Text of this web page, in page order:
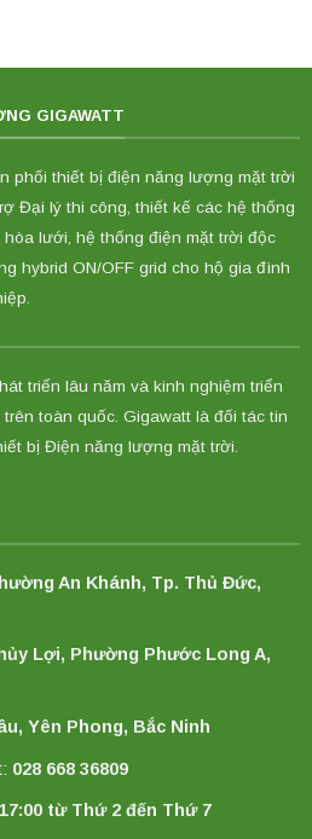
GIGAWATT
phối thiết bị điện năng lượng mặt trời
Đại lý thi công, thiết kế các hệ thống
lưới, hệ thống điện mặt trời độc
hybrid ON/OFF grid cho hộ gia đình
triển lâu năm và kinh nghiệm triển
toàn quốc. Gigawatt là đối tác tin
bị Điện năng lượng mặt trời.
An Khánh, Tp. Thủ Đức,
Lợi, Phường Phước Long A,
Yên Phong, Bắc Ninh
028 668 36809
từ Thứ 2 đến Thứ 7